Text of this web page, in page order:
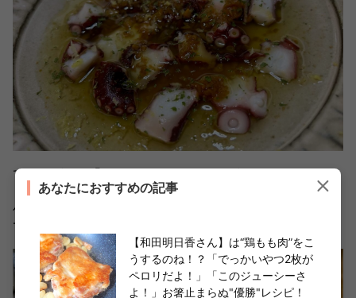
できあがった「タコのカルパッチョ」が、コチラ！
パセリやレモンの皮が散らされていて、なんだかお店で出
てくるプレートのようですね。
あなたにおすすめの記事
【和田明日香さん】は“鶏もも肉”をこ
うするのね！？「でっかいやつ2枚が
ペロリだよ！」「このジューシーさ
よ！」お箸止まらぬ"優勝"レシピ！